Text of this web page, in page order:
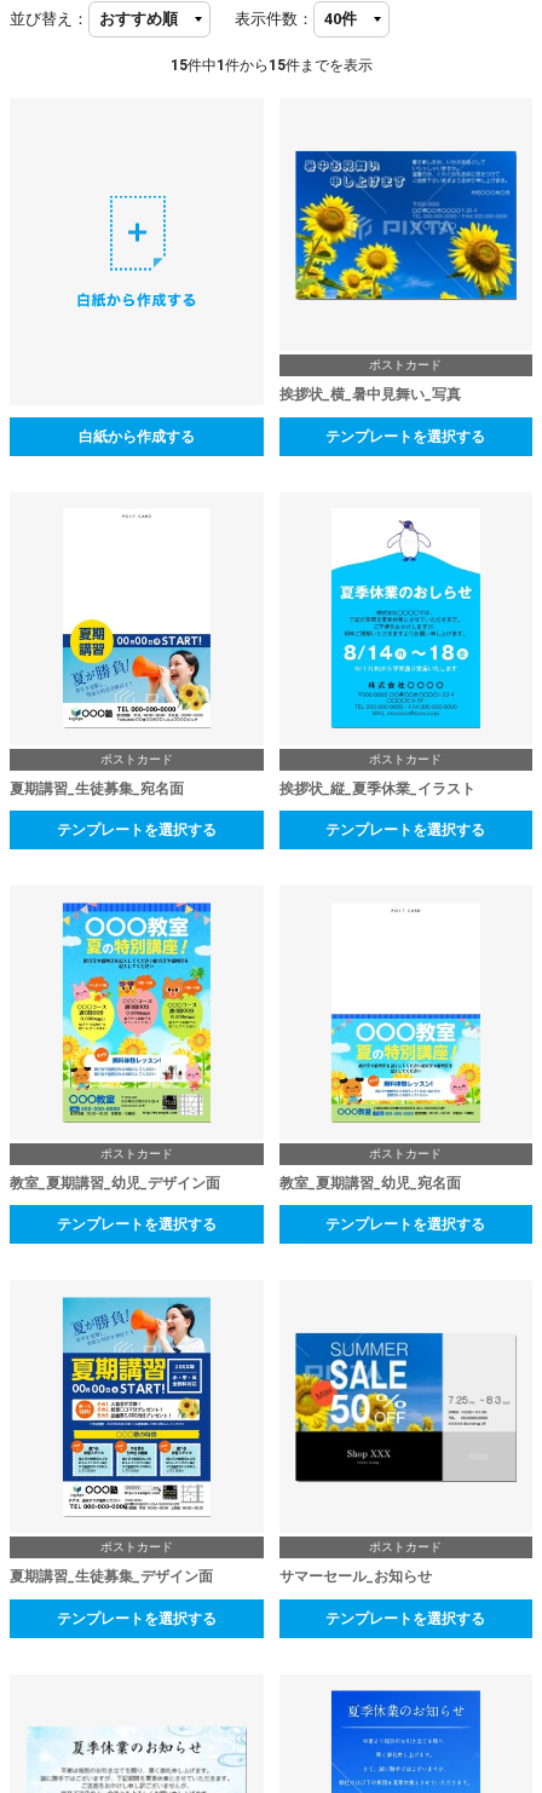
並び替え： 表示件数：
15件中1 件から 15件までを表示
白紙から作成する
ポストカード
挨拶状_横_暑中見舞い_写真
テンプレートを選択する
ポストカード
夏期講習_生徒募集_宛名面
テンプレートを選択する
ポストカード
挨拶状_縦_夏季休業_イラスト
テンプレートを選択する
ポストカード
教室_夏期講習_幼児_デザイン面
テンプレートを選択する
ポストカード
教室_夏期講習_幼児_宛名面
テンプレートを選択する
ポストカード
夏期講習_生徒募集_デザイン面
テンプレートを選択する
ポストカード
サマーセール_お知らせ
テンプレートを選択する